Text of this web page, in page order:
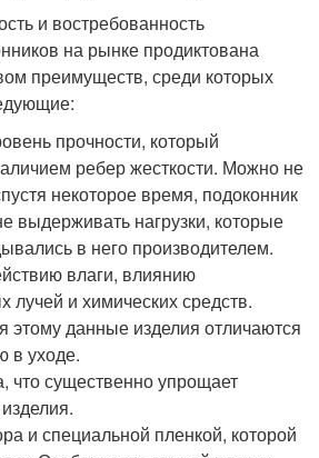
и востребованность
на рынке продиктована
преимуществ, среди которых
прочности, который
ребер жесткости. Можно не
некоторое время, подоконник
выдерживать нагрузки, которые
в него производителем.
влаги, влиянию
лучей и химических средств.
этому данные изделия отличаются
в уходе.
что существенно упрощает
и специальной пленкой, которой